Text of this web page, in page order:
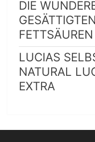
DIE
FETTSÄUREN
LUCIAS
NATURAL
EXTRA